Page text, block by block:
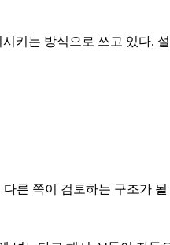
키는 방식으로 쓰고 있다.
른 쪽이 검토하는 구조가 될